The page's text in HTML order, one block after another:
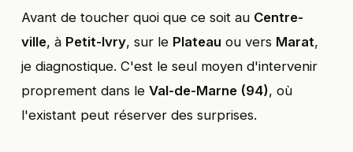
Avant de toucher quoi que ce soit au Centre-
ville, à Petit-Ivry, sur le Plateau ou vers Marat,
je diagnostique. C'est le seul moyen d'intervenir
proprement dans le Val-de-Marne (94), où
l'existant peut réserver des surprises.